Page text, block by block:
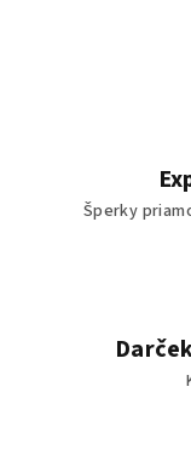
Šperky